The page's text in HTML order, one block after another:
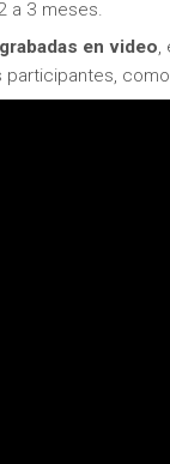
a 3 meses.
en video,